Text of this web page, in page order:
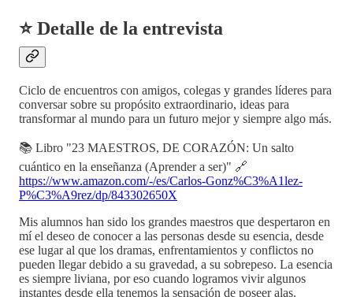
⭐ Detalle de la entrevista
Ciclo de encuentros con amigos, colegas y grandes líderes para
conversar sobre su propósito extraordinario, ideas para
transformar al mundo para un futuro mejor y siempre algo más.
📚 Libro "23 MAESTROS, DE CORAZÓN: Un salto
cuántico en la enseñanza (Aprender a ser)" 🔗
https://www.amazon.com/-/es/Carlos-Gonz%C3%A1lez-
P%C3%A9rez/dp/843302650X
Mis alumnos han sido los grandes maestros que despertaron en
mí el deseo de conocer a las personas desde su esencia, desde
ese lugar al que los dramas, enfrentamientos y conflictos no
pueden llegar debido a su gravedad, a su sobrepeso. La esencia
es siempre liviana, por eso cuando logramos vivir algunos
instantes desde ella tenemos la sensación de poseer alas.